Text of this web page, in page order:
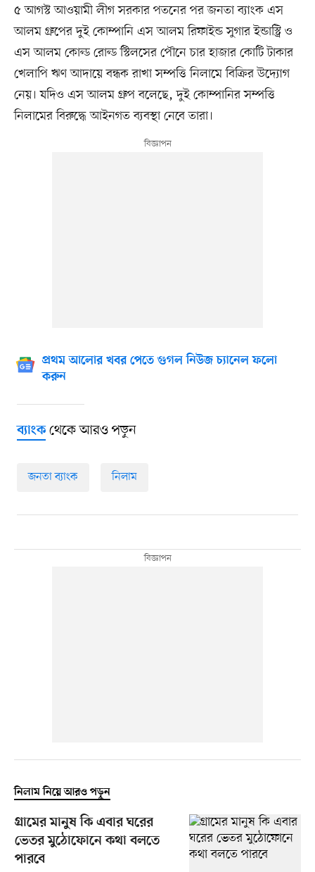
৫ আগস্ট আওয়ামী লীগ সরকার পতনের পর জনতা ব্যাংক এস
আলম গ্রুপের দুই কোম্পানি এস আলম রিফাইন্ড সুগার ইন্ডাস্ট্রি ও
এস আলম কোল্ড রোল্ড স্টিলসের পৌনে চার হাজার কোটি টাকার
খেলাপি ঋণ আদায়ে বন্ধক রাখা সম্পত্তি নিলামে বিক্রির উদ্যোগ
নেয়। যদিও এস আলম গ্রুপ বলেছে, দুই কোম্পানির সম্পত্তি
নিলামের বিরুদ্ধে আইনগত ব্যবস্থা নেবে তারা।
প্রথম আলোর খবর পেতে গুগল নিউজ চ্যানেল ফলো
করুন
ব্যাংকথেকে আরও পড়ুন
জনতা ব্যাংক নিলাম
নিলাম নিয়ে আরও পড়ুন
গ্রামের মানুষ কি এবার ঘরের
ভেতর মুঠোফোনে কথা বলতে
পারবে